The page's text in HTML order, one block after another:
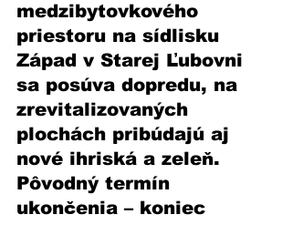
medzibytovkového
priestoru na sídlisku
Západ v Starej Ľubovni
sa posúva dopredu, na
zrevitalizovaných
plochách pribúdajú aj
nové ihriská a zeleň.
Pôvodný termín
ukončenia – koniec